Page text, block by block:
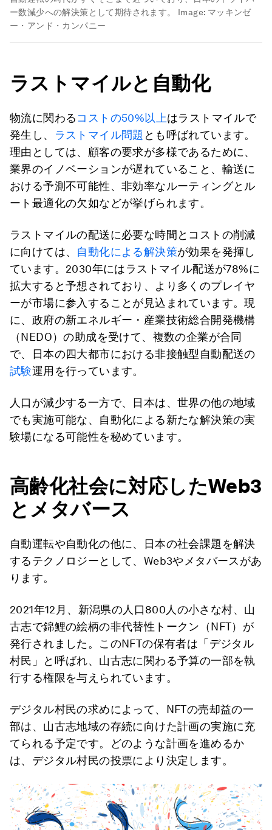
ー数減少への解決策として期待されます。
Image: マッキンゼ
ー・アンド・カンパニー
ラストマイルと自動化
物流に関わるコストの50%以上はラストマイルで
発生し、
ラストマイル問題 とも呼ばれています。
理由としては、顧客の要求が多様であるために、
業界のイノベーションが遅れていること、輸送に
おける予測不可能性、非効率なルーティングとル
ート最適化の欠如などが挙げられます。
ラストマイルの配送に必要な時間とコストの削減
に向けては、 自動化による解決策が効果を発揮し
ています。2030年にはラストマイル配送が78%に
拡大すると予想されており、より多くのプレイヤ
ーが市場に参入することが見込まれています。現
に、政府の新エネルギー・産業技術総合開発機構
（NEDO）の助成を受けて、複数の企業が合同
で、日本の四大都市における非接触型自動配送の
試験運用を行っています。
人口が減少する一方で、日本は、世界の他の地域
でも実施可能な、自動化による新たな解決策の実
験場になる可能性を秘めています。
高齢化社会に対応したWeb3
とメタバース
自動運転や自動化の他に、日本の社会課題を解決
するテクノロジーとして、Web3やメタバースがあ
ります。
2021年12月、新潟県の人口800人の小さな村、山
古志で錦鯉の絵柄の非代替性トークン（NFT）が
発行されました。このNFTの保有者は「デジタル
村民」と呼ばれ、山古志に関わる予算の一部を執
行する権限を与えられています。
デジタル村民の求めによって、NFTの売却益の一
部は、山古志地域の存続に向けた計画の実施に充
てられる予定です。どのような計画を進めるか
は、デジタル村民の投票により決定します。